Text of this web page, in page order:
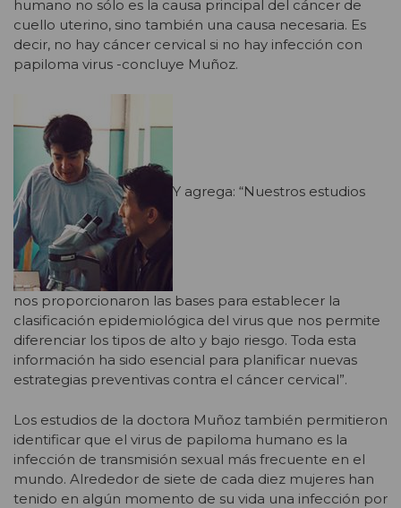
humano no sólo es la causa principal del cáncer de
cuello uterino, sino también una causa necesaria. Es
decir, no hay cáncer cervical si no hay infección con
papiloma virus -concluye Muñoz.
Y agrega: “Nuestros estudios
nos proporcionaron las bases para establecer la
clasificación epidemiológica del virus que nos permite
diferenciar los tipos de alto y bajo riesgo. Toda esta
información ha sido esencial para planificar nuevas
estrategias preventivas contra el cáncer cervical”.
Los estudios de la doctora Muñoz también permitieron
identificar que el virus de papiloma humano es la
infección de transmisión sexual más frecuente en el
mundo. Alrededor de siete de cada diez mujeres han
tenido en algún momento de su vida una infección por